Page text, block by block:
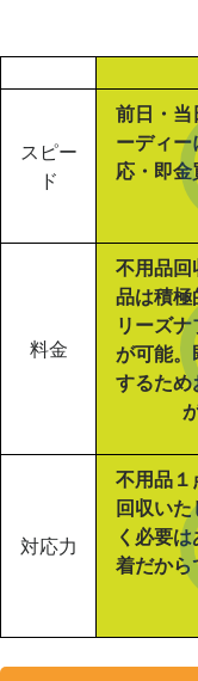
スピー
ド
前日・当
ーディ
応・即
料金
不用品回
品は積極
リーズ
が可能。
するため
対応力
不用品１
回収い
く必要
着だから